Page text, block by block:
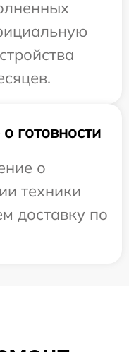
готовности
о
техники
доставку по